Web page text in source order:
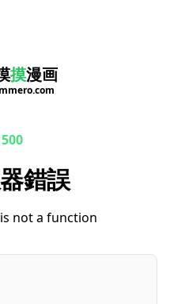
摸漫画
mmero.com
500
錯誤
not a function